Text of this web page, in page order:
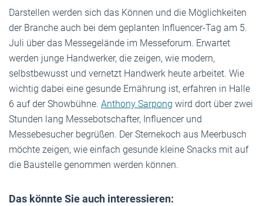
Darstellen werden sich das Können und die Möglichkeiten
der Branche auch bei dem geplanten Influencer-Tag am 5.
Juli über das Messegelände im Messeforum. Erwartet
werden junge Handwerker, die zeigen, wie modern,
selbstbewusst und vernetzt Handwerk heute arbeitet. Wie
wichtig dabei eine gesunde Ernährung ist, erfahren in Halle
6 auf der Showbühne. Anthony Sarpong wird dort über zwei
Stunden lang Messebotschafter, Influencer und
Messebesucher begrüßen. Der Sternekoch aus Meerbusch
möchte zeigen, wie einfach gesunde kleine Snacks mit auf
die Baustelle genommen werden können.
Das könnte Sie auch interessieren: